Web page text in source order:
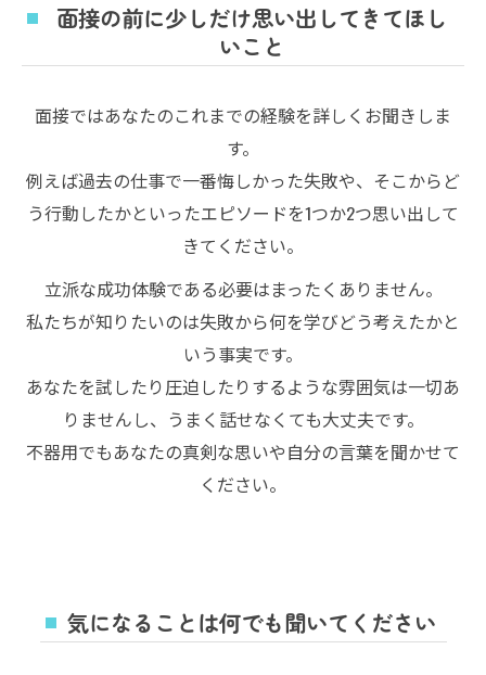
面接の前に少しだけ思い出してきてほし
いこと
面接ではあなたのこれまでの経験を詳しくお聞きしま
す。
例えば過去の仕事で一番悔しかった失敗や、そこからど
う行動したかといったエピソードを1つか2つ思い出して
きてください。
立派な成功体験である必要はまったくありません。
私たちが知りたいのは失敗から何を学びどう考えたかと
いう事実です。
あなたを試したり圧迫したりするような雰囲気は一切あ
りませんし、うまく話せなくても大丈夫です。
不器用でもあなたの真剣な思いや自分の言葉を聞かせて
ください。
気になることは何でも聞いてください